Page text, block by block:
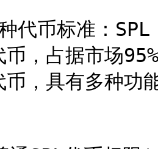
代币标准：
，占据市场
币，具有多种功